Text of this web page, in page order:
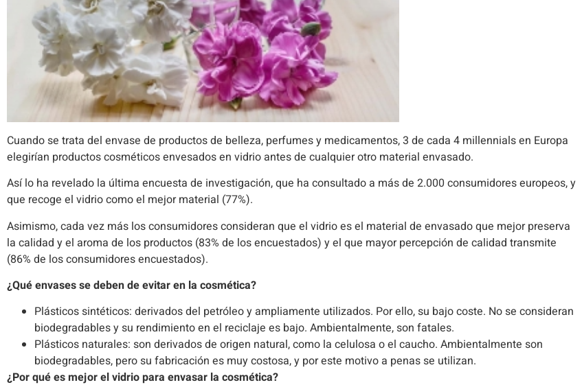
Cuando se trata del envase de productos de belleza, perfumes y medicamentos, 3 de cada 4 millennials en Europa
elegirían productos cosméticos envesados en vidrio antes de cualquier otro material envasado.
Así lo ha revelado la última encuesta de investigación, que ha consultado a más de 2.000 consumidores europeos, y
que recoge el vidrio como el mejor material (77%).
Asimismo, cada vez más los consumidoresconsideran que el vidrio es el material de envasado que mejor preserva
la calidad y el aroma de los productos (83% de los encuestados) y el que mayor percepción de calidad transmite
(86% de los consumidores encuestados).
¿Qué envases se deben de evitar en la cosmética?
Plásticos sintéticos: derivados del petróleo y ampliamente utilizados. Por ello, su bajo coste. No se consideran
biodegradables y su rendimiento en el reciclaje es bajo. Ambientalmente, son fatales.
Plásticos naturales: son derivados de origen natural, como la celulosa o el caucho. Ambientalmente son
biodegradables, pero su fabricación es muy costosa, y por este motivo a penas se utilizan.
¿Por qué es mejor el vidrio para envasar la cosmética?